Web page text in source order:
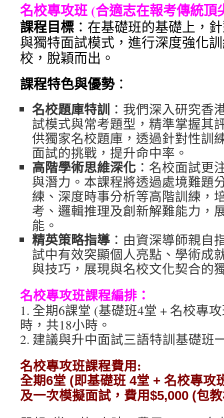
名校專攻班 (合適志在報考傳統頂
課程⽬標 ：在基礎班的基礎上，
與獨特⾯試模式，進⾏深度強化
校，脫穎⽽出。
課程特⾊與優勢：
名校題庫特訓 ：我們深⼊研究⾹
試模式與常考題型，精準掌握其
供獨家名校題庫，透過針對性訓
⾯試的挑戰，提升命中率。
⾼階學術思維深化 ：名校⾯試更
與潛⼒。本課程將透過處境難題
練、深度時事分析等⾼階訓練，
考、邏輯推理及創新解難能⼒，
能。
精英策略指導 ：由資深導師親⾃
試中有效突顯個⼈亮點、學術成
與技巧，展現與名校⽂化契合的
名校專攻班課程編排：
1. 全期6課堂 (基礎班4堂 + 名校專
時，共18小時。
2. 建議與升中面試三語特訓基礎班
名校專攻班課程費用:
全期6堂 (即基礎班 4堂 + 名校專攻
及一次模擬面試，費用$5,000 (包